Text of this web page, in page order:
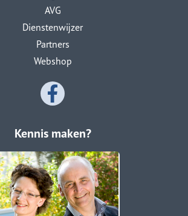
AVG
Dienstenwijzer
Partners
Webshop
Kennis maken?